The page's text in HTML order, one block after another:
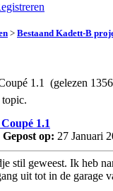
> Bestaand Kadett-B
1.1 (gelezen
topic.
1.1
op: 27 Januari
stil geweest. Ik heb
uit tot in de garage